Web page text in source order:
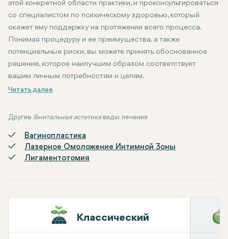
этой конкретной области практики, и проконсультироваться
со специалистом по психическому здоровью, который
окажет ему поддержку на протяжении всего процесса.
Понимая процедуру и ее преимущества, а также
потенциальные риски, вы можете принять обоснованное
решение, которое наилучшим образом соответствует
вашим личным потребностям и целям.
Другие Генитальная эстетика виды лечения
Вагинопластика
Лазерное Омоложение Интимной Зоны
Лигаментотомия
Классический